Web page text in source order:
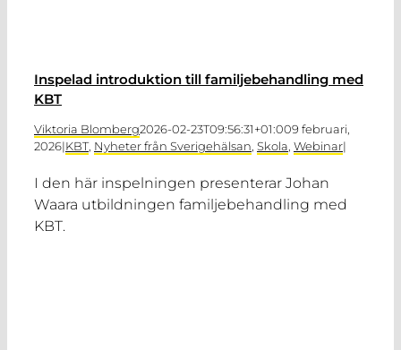
Inspelad introduktion till familjebehandling med
KBT
Viktoria Blomberg2026-02-23T09:56:31+01:009 februari,
2026|KBT, Nyheter från Sverigehälsan, Skola, Webinar|
I den här inspelningen presenterar Johan
Waara utbildningen familjebehandling med
KBT.